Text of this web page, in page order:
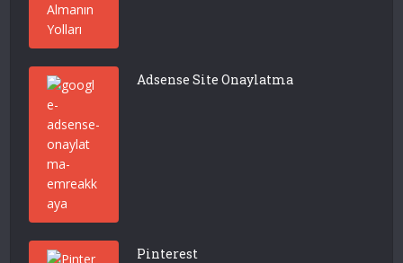
Adsense Site Onaylatma
Pinterest